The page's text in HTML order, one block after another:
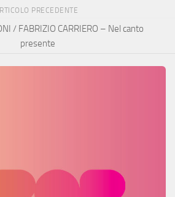
PRECEDENTE
/ FABRIZIO CARRIERO – Nel canto
presente